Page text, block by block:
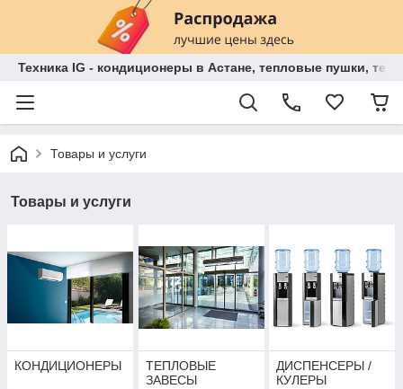
Техника IG - кондиционеры в Астане, тепловые пушки,
Товары и услуги
Товары и услуги
КОНДИЦИОНЕРЫ
ТЕПЛОВЫЕ
ЗАВЕСЫ
ДИСПЕНСЕРЫ /
КУЛЕРЫ